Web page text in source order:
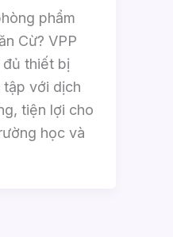
phẩm
Cừ? VPP
đủ thiết bị
với dịch
tiện lợi cho
học và